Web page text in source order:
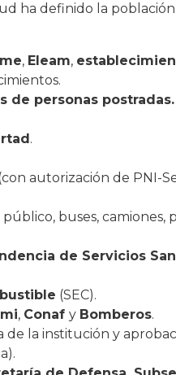
ha definido la
, Eleam,
de personas postradas.
.
autorización de PNI-
buses, camiones,
de Servicios
(SEC).
, Conaf y Bomberos.
de la institución y